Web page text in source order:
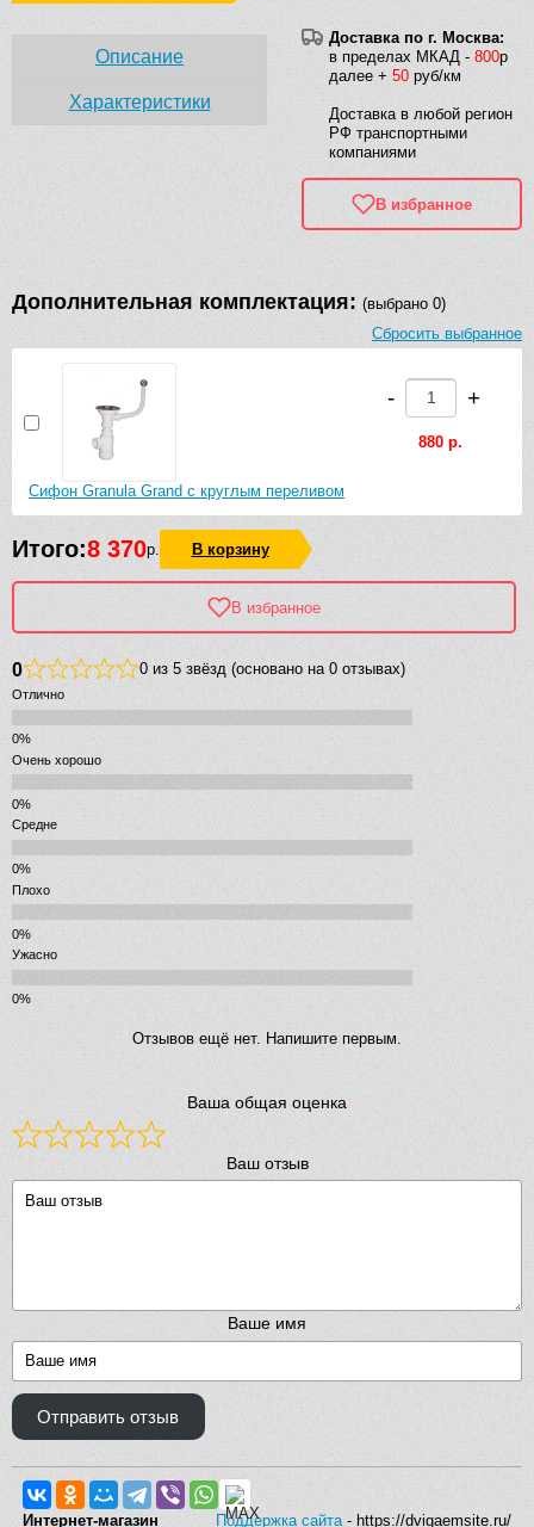
Доставка по г. Москва:
в пределах МКАД - 800р
далее + 50 руб/км
Доставка в любой регион
РФ транспортными
компаниями
В избранное
Описание
Характеристики
Дополнительная комплектация: (выбрано 0)
Сбросить выбранное
Сифон Granula Grand с круглым переливом
- +
880 р.
Итого:8 370р. В корзину
В избранное
0 0 из 5 звёзд (основано на 0 отзывах)
Отлично
Очень хорошо
Средне
Плохо
Ужасно
Отзывов ещё нет. Напишите первым.
Ваша общая оценка
Ваш отзыв
Ваше имя
Отправить отзыв
Поддержка сайта- https://dvigaemsite.ru/
Интернет-магазин